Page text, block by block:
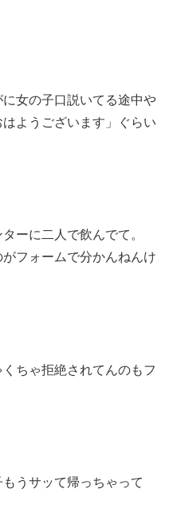
に女の子口説いてる途中や
ようございます」ぐらい
ターに二人で飲んでて。
フォームで分かんねんけ
くちゃ拒絶されてんのもフ
もうサッて帰っちゃって